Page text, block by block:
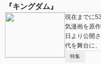
『キングダム』
現在までに
気漫画を原
日より公開
代を舞台に
特集